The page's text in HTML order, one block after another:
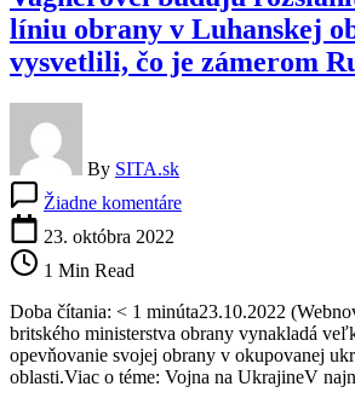
líniu obrany v Luhanskej
vysvetlili, čo je zámerom
By SITA.sk
Žiadne komentáreVagnerovci
obrany
v
Luhanskej
oblasti.
23. októbra 2022
1 Min Read
Doba čítania: < 1 minúta23.10.2022
britského ministerstva obrany vynakladá
opevňovanie svojej obrany v okupovanej
oblasti.Viac o téme: Vojna na UkrajineV